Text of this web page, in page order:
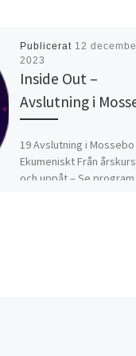
Publicerat 12
2023
Inside Out –
Avslutning i
19 Avslutning i Mossebo
Ekumeniskt Från
och uppåt – Se program